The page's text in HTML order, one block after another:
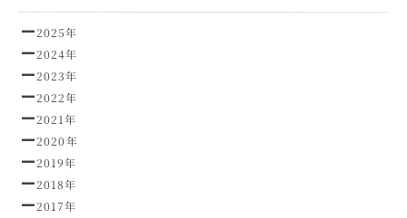
2025年
2024年
2023年
2022年
2021年
2020年
2019年
2018年
2017年